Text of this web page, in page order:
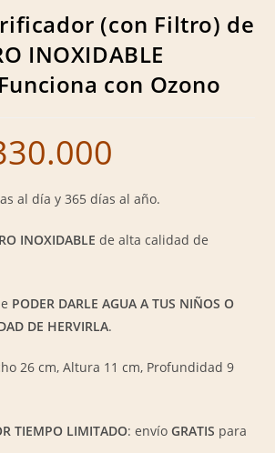
(con Filtro) de
INOXIDABLE
con Ozono
al día y 365 días al año.
INOXIDABLE de alta calidad de
PODER DARLE AGUA A TUS NIÑOS O
DE HERVIRLA.
26 cm, Altura 11 cm, Profundidad 9
TIEMPO LIMITADO: envíoGRATIS para